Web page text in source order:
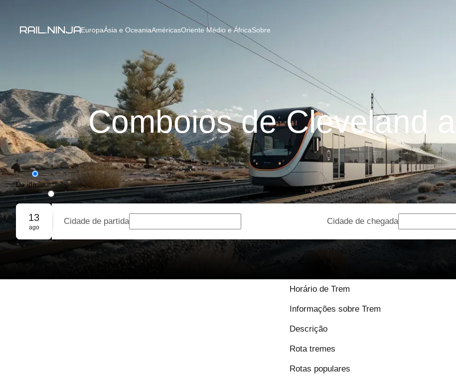
EuropaÁsia e OceaniaAméricasOriente Médio e ÁfricaSobre
Comboios de Cleveland a
De ida
De ida e volta
Reserva em grupo
13
ago
Cidade de partida Cidade de chegada
Horário de Trem
Informações sobre Trem
Descrição
Rota tremes
Rotas populares